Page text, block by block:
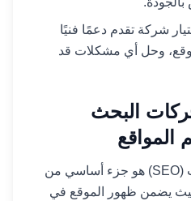
شركة تقدم دعمًا فنيًا
وحل أي مشكلات قد
البحث
إن تحسين محركات البحث (SEO) هو جزء أساسي من
يضمن ظهور الموقع في